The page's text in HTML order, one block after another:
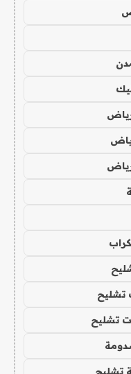
تشليح
تشليح
تشليح